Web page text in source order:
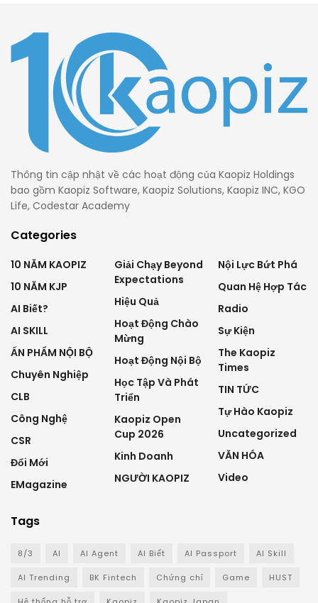
Thông tin cập nhật về các hoạt động của Kaopiz Holdings
bao gồm Kaopiz Software, Kaopiz Solutions, Kaopiz INC, KGO
Life, Codestar Academy
Categories
10 NĂM KAOPIZ
10 NĂM KJP
AI Biết?
AI SKILL
ẤN PHẨM NỘI BỘ
Chuyên Nghiệp
CLB
Công Nghệ
CSR
Đổi Mới
EMagazine
Giải Chạy Beyond
Expectations
Hiệu Quả
Hoạt Động Chào
Mừng
Hoạt Động Nội Bộ
Học Tập Và Phát
Triển
Kaopiz Open
Cup 2026
Kinh Doanh
NGƯỜI KAOPIZ
Nội Lực Bứt Phá
Quan Hệ Hợp Tác
Radio
Sự Kiện
The Kaopiz
Times
TIN TỨC
Tự Hào Kaopiz
Uncategorized
VĂN HÓA
Video
Tags
8/3 AI AI Agent AI Biết AI Passport AI Skill
AI Trending BK Fintech Chứng chỉ Game HUST